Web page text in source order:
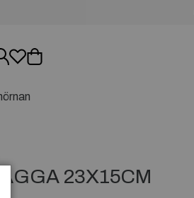
23X15CM